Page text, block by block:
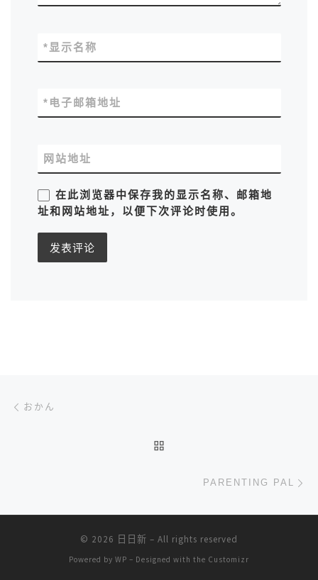
显示名称
*
电子邮箱地址
*
网站地址
在此浏览器中保存我的显示名称、邮箱地
址和网站地址，以便下次评论时使用。
文章导航
おかん
PARENTING PAL
© 2026 日日新 – All rights reserved
Powered by WP – Designed with the Customizr